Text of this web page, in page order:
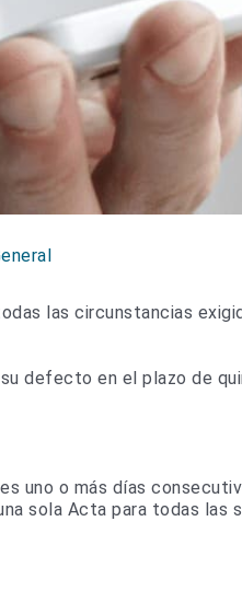
las circunstancias
defecto en el plazo de
uno o más días
sola Acta para todas las